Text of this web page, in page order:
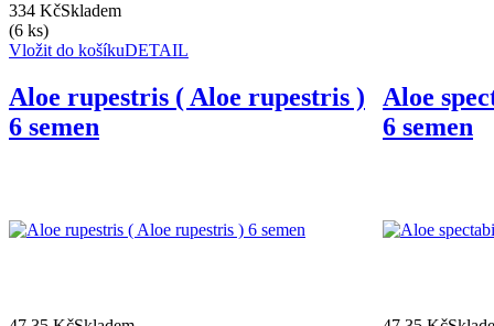
334 KčSkladem
(6 ks)
Vložit do košíkuDETAIL
Aloe rupestris ( Aloe rupestris )
6 semen
Aloe
6 semen